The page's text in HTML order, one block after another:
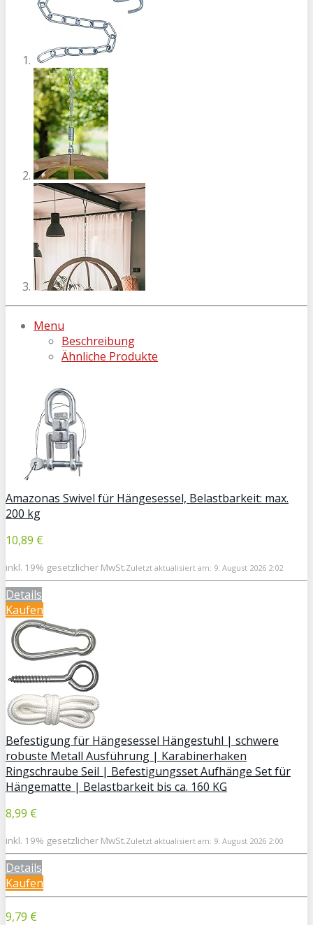
Menu
Beschreibung
Ähnliche Produkte
Amazonas Swivel für Hängesessel, Belastbarkeit: max.
200 kg
10,89 €
inkl. 19% gesetzlicher MwSt.Zuletzt aktualisiert am: 9. August 2026 2:02
Details
Kaufen
Befestigung für Hängesessel Hängestuhl | schwere
robuste Metall Ausführung | Karabinerhaken
Ringschraube Seil | Befestigungsset Aufhänge Set für
Hängematte | Belastbarkeit bis ca. 160 KG
8,99 €
inkl. 19% gesetzlicher MwSt.Zuletzt aktualisiert am: 9. August 2026 2:00
Details
Kaufen
9,79 €